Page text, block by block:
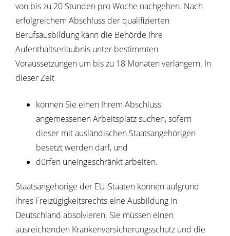
von bis zu 20 Stunden pro Woche nachgehen. Nach
erfolgreichem Abschluss der qualifizierten
Berufsausbildung kann die Behörde Ihre
Aufenthaltserlaubnis unter bestimmten
Voraussetzungen um bis zu 18 Monaten verlängern. In
dieser Zeit
können Sie einen Ihrem Abschluss
angemessenen Arbeitsplatz suchen, sofern
dieser mit ausländischen Staatsangehörigen
besetzt werden darf, und
dürfen uneingeschränkt arbeiten.
Staatsangehörige der EU-Staaten können aufgrund
ihres Freizügigkeitsrechts eine Ausbildung in
Deutschland absolvieren. Sie müssen einen
ausreichenden Krankenversicherungsschutz und die